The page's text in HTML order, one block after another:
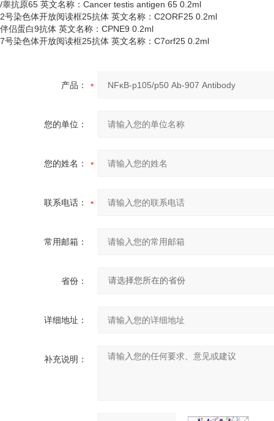
/睾抗原65 英文名称：Cancer testis antigen 65 0.2ml
2号染色体开放阅读框25抗体 英文名称：C2ORF25 0.2ml
伴侣蛋白9抗体 英文名称：CPNE9 0.2ml
7号染色体开放阅读框25抗体 英文名称：C7orf25 0.2ml
产品：
您的单位：
您的姓名：
联系电话：
常用邮箱：
省份：
详细地址：
补充说明：